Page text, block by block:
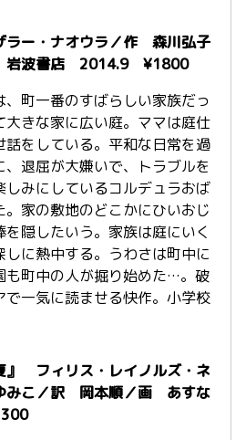
ラー・ナオウラ／作 森川弘子
岩波書店 2014.9 ¥1800
町一番のすばらしい家族だっ
大きな家に広い庭。ママは庭仕
をしている。平和な日常を過
退屈が大嫌いで、トラブルを
しみにしているコルデュラおば
家の敷地のどこかにひいおじ
隠したいう。家族は庭にいく
に熱中する。うわさは町中に
も町中の人が掘り始めた…。破
で一気に読ませる快作。小学校
』 フィリス・レイノルズ・ネ
みこ／訳 岡本順／画 あすな